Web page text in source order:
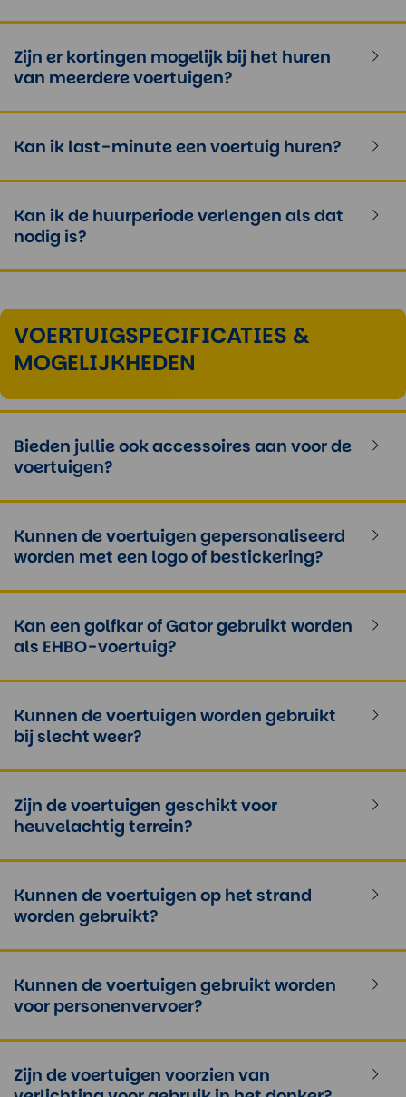
Zijn er kortingen mogelijk bij het huren
van meerdere voertuigen?
Kan ik last-minute een voertuig huren?
Kan ik de huurperiode verlengen als dat
nodig is?
VOERTUIGSPECIFICATIES &
MOGELIJKHEDEN
Bieden jullie ook accessoires aan voor de
voertuigen?
Kunnen de voertuigen gepersonaliseerd
worden met een logo of bestickering?
Kan een golfkar of Gator gebruikt worden
als EHBO-voertuig?
Kunnen de voertuigen worden gebruikt
bij slecht weer?
Zijn de voertuigen geschikt voor
heuvelachtig terrein?
Kunnen de voertuigen op het strand
worden gebruikt?
Kunnen de voertuigen gebruikt worden
voor personenvervoer?
Zijn de voertuigen voorzien van